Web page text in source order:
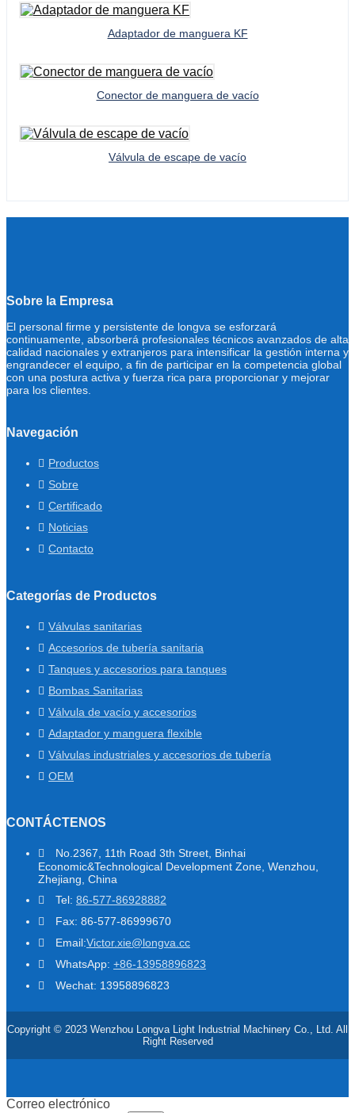
Adaptador de manguera KF
Conector de manguera de vacío
Válvula de escape de vacío
Sobre la Empresa
El personal firme y persistente de longva se esforzará
continuamente, absorberá profesionales técnicos avanzados de alta
calidad nacionales y extranjeros para intensificar la gestión interna y
engrandecer el equipo, a fin de participar en la competencia global
con una postura activa y fuerza rica para proporcionar y mejorar
para los clientes.
Navegación
Productos
Sobre
Certificado
Noticias
Contacto
Categorías de Productos
Válvulas sanitarias
Accesorios de tubería sanitaria
Tanques y accesorios para tanques
Bombas Sanitarias
Válvula de vacío y accesorios
Adaptador y manguera flexible
Válvulas industriales y accesorios de tubería
OEM
CONTÁCTENOS
No.2367, 11th Road 3th Street, Binhai
Economic&Technological Development Zone, Wenzhou,
Zhejiang, China
Tel: 86-577-86928882
Fax: 86-577-86999670
Email:Victor.xie@longva.cc
WhatsApp: +86-13958896823
Wechat: 13958896823
Copyright © 2023 Wenzhou Longva Light Industrial Machinery Co., Ltd. All
Right Reserved
Correo electrónico